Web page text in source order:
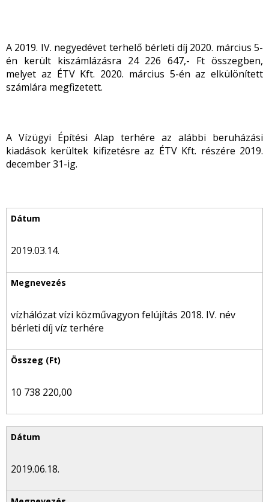
A 2019. IV. negyedévet terhelő bérleti díj 2020. március 5-
én került kiszámlázásra 24 226 647,- Ft összegben,
melyet az ÉTV Kft. 2020. március 5-én az elkülönített
számlára megfizetett.
A Vízügyi Építési Alap terhére az alábbi beruházási
kiadások kerültek kifizetésre az ÉTV Kft. részére 2019.
december 31-ig.
2019.03.14.
vízhálózat vízi közművagyon felújítás 2018. IV. név
bérleti díj víz terhére
10 738 220,00
2019.06.18.